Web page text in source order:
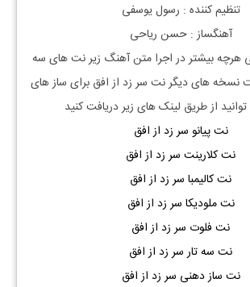
تنظیم کننده : رسول یوسفی
آهنگساز : حسن ریاحی
بیشتر در اجرا متن آهنگ زیر نت های سه
نسخه های دیگر نت سر زد از افق برای ساز های
از طریق لینک های زیر دریافت کنید
نت پیانو سر زد از افق
نت کلارینت سر زد از افق
نت کالیمبا سر زد از افق
نت ملودیکا سر زد از افق
نت فلوت سر زد از افق
نت سه تار سر زد از افق
نت ساز دهنی سر زد از افق